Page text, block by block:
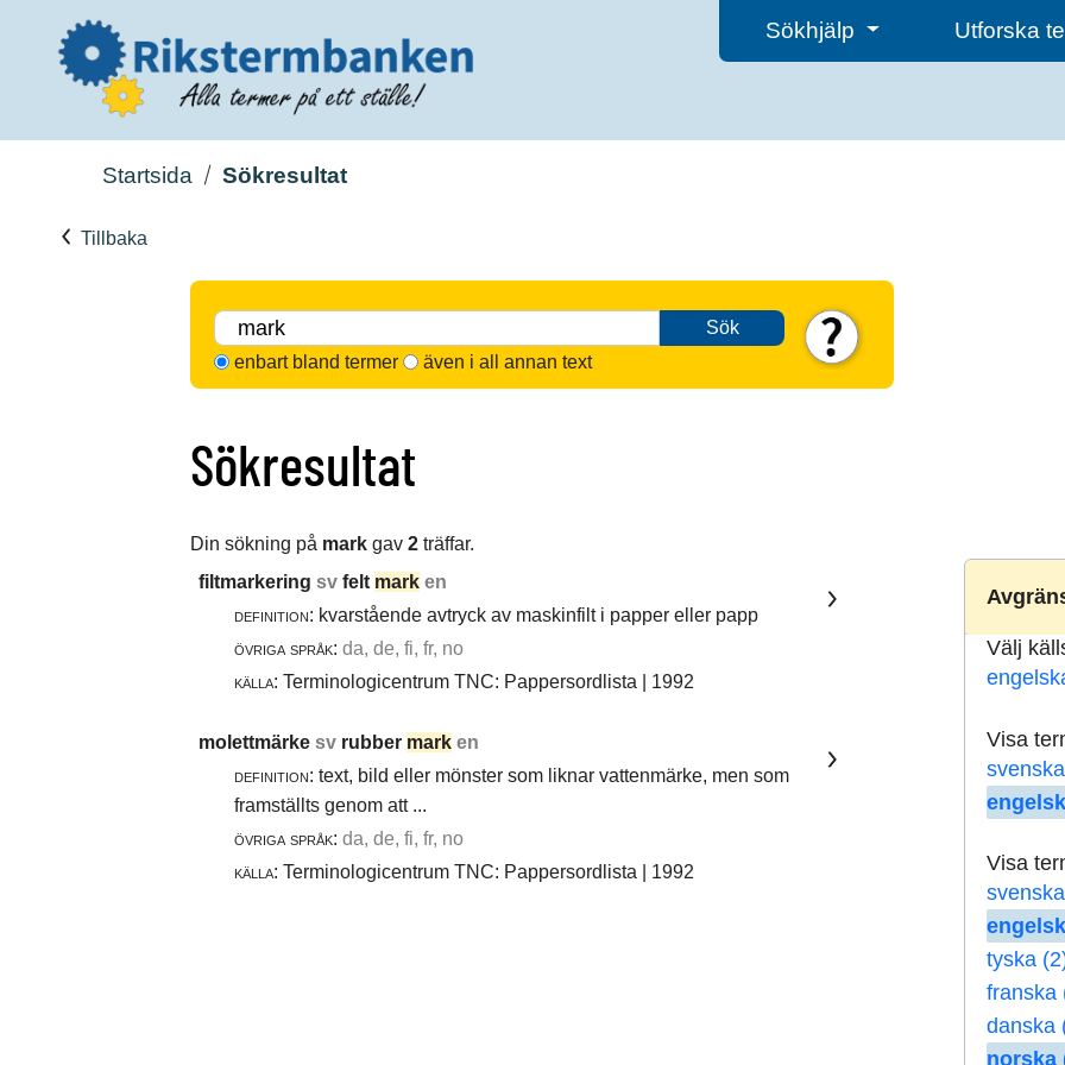
Sökhjälp Utforska
Startsida Sökresultat
Tillbaka
Sök
enbart bland termer
även i all annan text
Sökresultat
Din sökning på mark gav 2 träffar.
Välj
Visa
Visa
tyska
franska
danska
norska
filtmarkering sv felt mark en
definition: kvarstående avtryck av maskinfilt i papper eller papp
övriga språk: da, de, fi, fr, no
källa: Terminologicentrum TNC: Pappersordlista | 1992
molettmärke sv rubber mark en
definition: text, bild eller mönster som liknar vattenmärke, men som
framställts genom att ...
övriga språk: da, de, fi, fr, no
källa: Terminologicentrum TNC: Pappersordlista | 1992